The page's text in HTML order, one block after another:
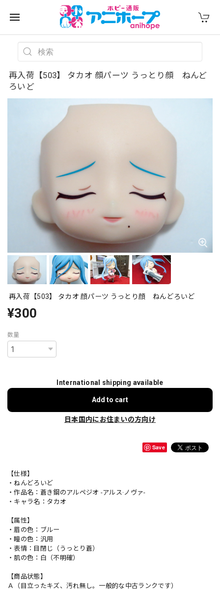
再入荷【503】 タカオ 顔パーツ うっとり顔 ねんど
ろいど
再入荷【503】 タカオ 顔パーツ うっとり顔 ねんどろいど
¥300
数量
International shipping available
Add to cart
日本国内にお住まいの方向け
Save
【仕様】
・ねんどろいど
・作品名：蒼き鋼のアルペジオ -アルス·ノヴァ-
・キャラ名：タカオ
【属性】
・眉の色：ブルー
・瞳の色：汎用
・表情：目閉じ（うっとり蒼）
・肌の色：白（不明確）
【商品状態】
Ａ（目立ったキズ、汚れ無し。一般的な中古ランクです）